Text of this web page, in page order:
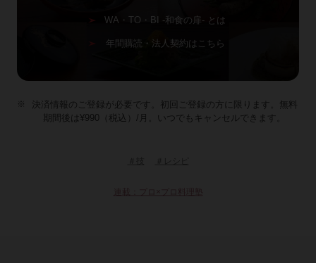
WA・TO・BI -和食の扉- とは
年間購読・法人契約はこちら
決済情報のご登録が必要です。初回ご登録の方に限ります。無料
期間後は¥990（税込）/月。いつでもキャンセルできます。
連載：プロ×プロ料理塾